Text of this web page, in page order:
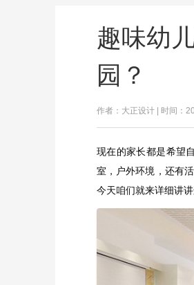
趣味幼
园？
作者：大正设计 | 时间：
现在的家长都是希望
室，户外环境，还有
今天咱们就来详细讲